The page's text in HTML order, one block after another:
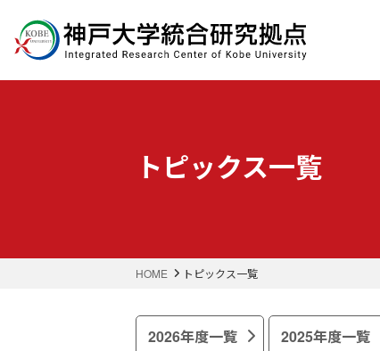
トピックス一覧
HOME トピックス一覧
2026年度一覧 2025年度一覧